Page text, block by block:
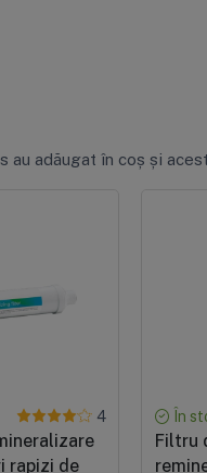
au adăugat în coș și
4
rapizi de
În
Filtru